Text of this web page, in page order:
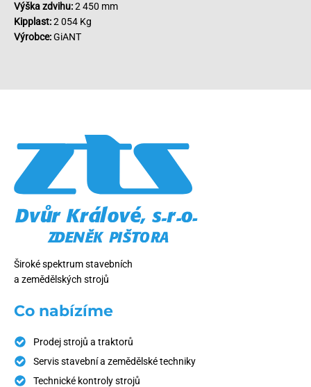
Výška zdvihu:2 450 mm
Kipplast:2 054 Kg
Výrobce:GiANT
Široké spektrum stavebních
a zemědělských strojů
Co nabízíme
Prodej strojů a traktorů
Servis stavební a zemědělské techniky
Technické kontroly strojů